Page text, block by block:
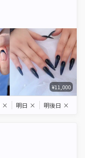
¥11,000
× 明日 × 明後日 ×